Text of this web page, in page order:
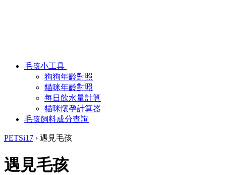
毛孩小工具
狗狗年齡對照
貓咪年齡對照
每日飲水量計算
貓咪懷孕計算器
毛孩飼料成分查詢
PETSi17 › 遇見毛孩
遇見毛孩